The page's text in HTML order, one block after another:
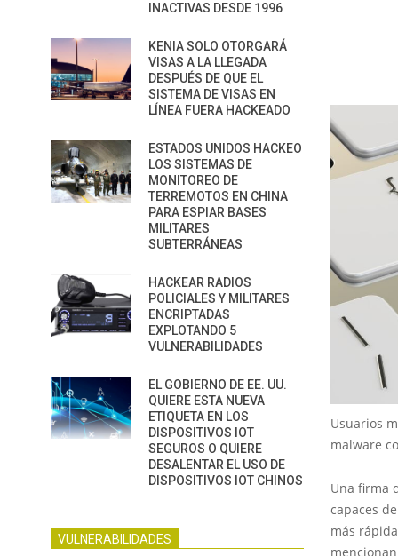
Usuarios
malware
Una firma
capaces
más
INACTIVAS DESDE 1996
KENIA SOLO OTORGARÁ
VISAS A LA LLEGADA
DESPUÉS DE QUE EL
SISTEMA DE VISAS EN
LÍNEA FUERA HACKEADO
ESTADOS UNIDOS HACKEO
LOS SISTEMAS DE
MONITOREO DE
TERREMOTOS EN CHINA
PARA ESPIAR BASES
MILITARES
SUBTERRÁNEAS
HACKEAR RADIOS
POLICIALES Y MILITARES
ENCRIPTADAS
EXPLOTANDO 5
VULNERABILIDADES
EL GOBIERNO DE EE. UU.
QUIERE ESTA NUEVA
ETIQUETA EN LOS
DISPOSITIVOS IOT
SEGUROS O QUIERE
DESALENTAR EL USO DE
DISPOSITIVOS IOT CHINOS
VULNERABILIDADES